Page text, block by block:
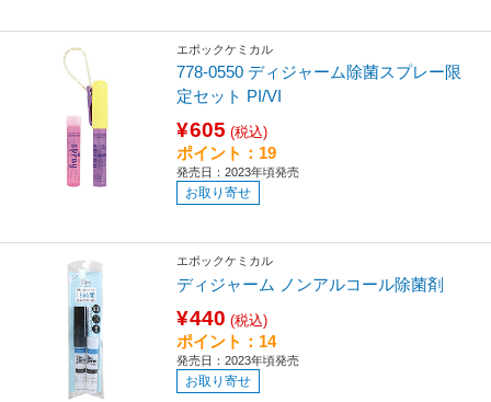
エポックケミカル
778-0550 ディジャーム除菌スプレー限
定セット PI/VI
¥605 (税込)
ポイント：19
発売日：2023年頃発売
お取り寄せ
エポックケミカル
ディジャーム ノンアルコール除菌剤
¥440 (税込)
ポイント：14
発売日：2023年頃発売
お取り寄せ